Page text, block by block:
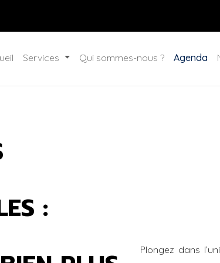
Services Qui sommes-nous ? Agenda
:
Plongez dans